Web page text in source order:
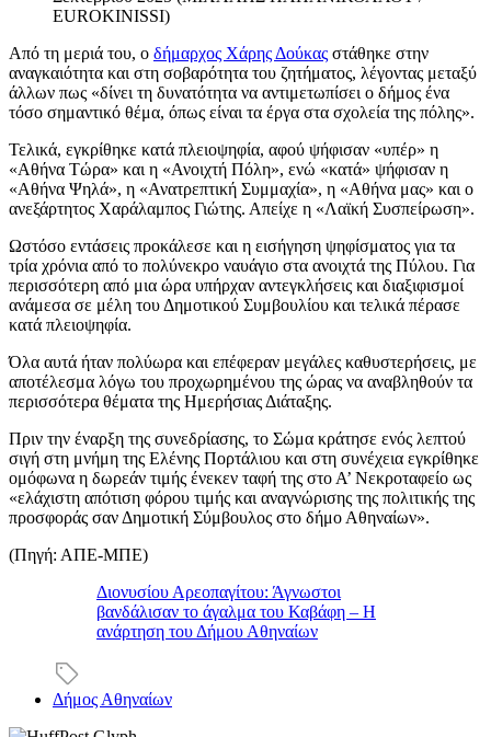
EUROKINISSI)
Από τη μεριά του, ο δήμαρχος Χάρης Δούκας στάθηκε στην
αναγκαιότητα και στη σοβαρότητα του ζητήματος, λέγοντας μεταξύ
άλλων πως «δίνει τη δυνατότητα να αντιμετωπίσει ο δήμος ένα
τόσο σημαντικό θέμα, όπως είναι τα έργα στα σχολεία της πόλης».
Τελικά, εγκρίθηκε κατά πλειοψηφία, αφού ψήφισαν «υπέρ» η
«Αθήνα Τώρα» και η «Ανοιχτή Πόλη», ενώ «κατά» ψήφισαν η
«Αθήνα Ψηλά», η «Ανατρεπτική Συμμαχία», η «Αθήνα μας» και ο
ανεξάρτητος Χαράλαμπος Γιώτης. Απείχε η «Λαϊκή Συσπείρωση».
Ωστόσο εντάσεις προκάλεσε και η εισήγηση ψηφίσματος για τα
τρία χρόνια από το πολύνεκρο ναυάγιο στα ανοιχτά της Πύλου. Για
περισσότερη από μια ώρα υπήρχαν αντεγκλήσεις και διαξιφισμοί
ανάμεσα σε μέλη του Δημοτικού Συμβουλίου και τελικά πέρασε
κατά πλειοψηφία.
Όλα αυτά ήταν πολύωρα και επέφεραν μεγάλες καθυστερήσεις, με
αποτέλεσμα λόγω του προχωρημένου της ώρας να αναβληθούν τα
περισσότερα θέματα της Ημερήσιας Διάταξης.
Πριν την έναρξη της συνεδρίασης, το Σώμα κράτησε ενός λεπτού
σιγή στη μνήμη της Ελένης Πορτάλιου και στη συνέχεια εγκρίθηκε
ομόφωνα η δωρεάν τιμής ένεκεν ταφή της στο Α’ Νεκροταφείο ως
«ελάχιστη απότιση φόρου τιμής και αναγνώρισης της πολιτικής της
προσφοράς σαν Δημοτική Σύμβουλος στο δήμο Αθηναίων».
(Πηγή: ΑΠΕ-ΜΠΕ)
Διονυσίου Αρεοπαγίτου: Άγνωστοι
βανδάλισαν το άγαλμα του Καβάφη – Η
ανάρτηση του Δήμου Αθηναίων
Δήμος Αθηναίων